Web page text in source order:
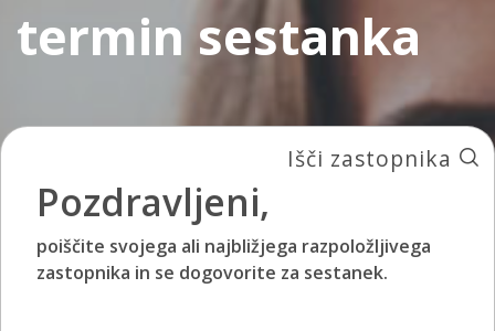
termin sestanka
Išči zastopnika
Pozdravljeni,
poiščite svojega ali najbližjega razpoložljivega
zastopnika in se dogovorite za sestanek.